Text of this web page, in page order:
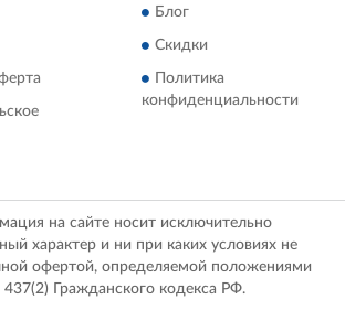
Блог
Скидки
Политика
конфиденциальности
на сайте носит исключительно
характер и ни при каких условиях не
офертой, определяемой положениями
437(2) Гражданского кодекса РФ.